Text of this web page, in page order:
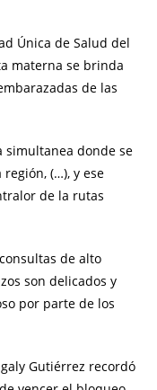
Única de Salud del
materna se brinda
de las
simultanea donde se
(…), y ese
de la rutas
de alto
son delicados y
por parte de los
Gutiérrez recordó